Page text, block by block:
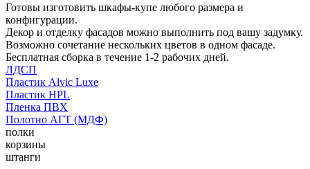
Готовы изготовить шкафы-купе любого размера и
конфигурации.
Декор и отделку фасадов можно выполнить под вашу задумку.
Возможно сочетание нескольких цветов в одном фасаде.
Бесплатная сборка в течение 1-2 рабочих дней.
ЛДСП
Пластик Alvic Luxe
Пластик HPL
Пленка ПВХ
Полотно АГТ (МДФ)
полки
корзины
штанги